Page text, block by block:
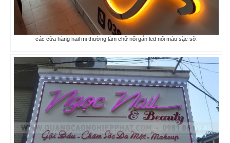
các cửa hàng nail mi thường làm chữ nổi gắn led nổi màu sặc sỡ.